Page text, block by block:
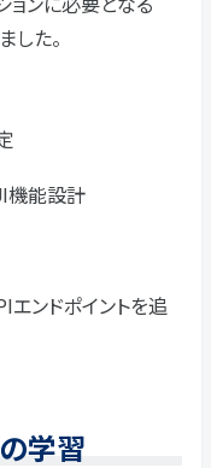
ョンに必要となる
した。
機能設計
エンドポイントを追
学習